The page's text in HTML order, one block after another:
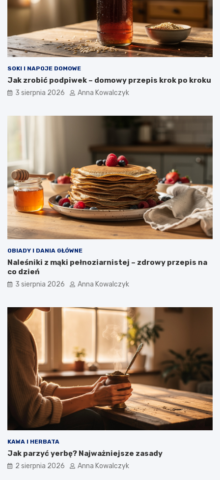
SOKI I NAPOJE DOMOWE
Jak zrobić podpiwek – domowy przepis krok po kroku
3 sierpnia 2026 Anna Kowalczyk
OBIADY I DANIA GŁÓWNE
Naleśniki z mąki pełnoziarnistej – zdrowy przepis na
co dzień
3 sierpnia 2026 Anna Kowalczyk
KAWA I HERBATA
Jak parzyć yerbę? Najważniejsze zasady
2 sierpnia 2026 Anna Kowalczyk